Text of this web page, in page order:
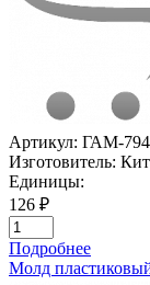
Артикул: ГАМ-
Изготовитель:
Единицы:
126 ₽
Подробнее
Молд